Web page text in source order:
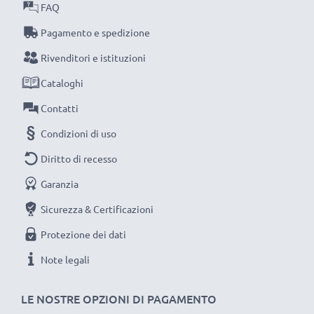
ufficio o in azienda: le nostre batterie ti dureranno
tantissimo!
Scegli CELLONIC, scegli la lunga durata, non fare
compromessi sulla qualità: ordina ora!
LE NOSTRE OPZIONI DI PAGAMENTO
FAQ
Pagamento e spedizione
Rivenditori e istituzioni
Cataloghi
Contatti
Condizioni di uso
Diritto di recesso
Garanzia
Sicurezza & Certificazioni
Protezione dei dati
Note legali